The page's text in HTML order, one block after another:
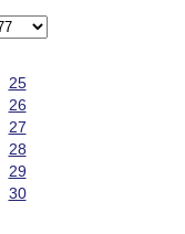
25
26
27
28
29
30